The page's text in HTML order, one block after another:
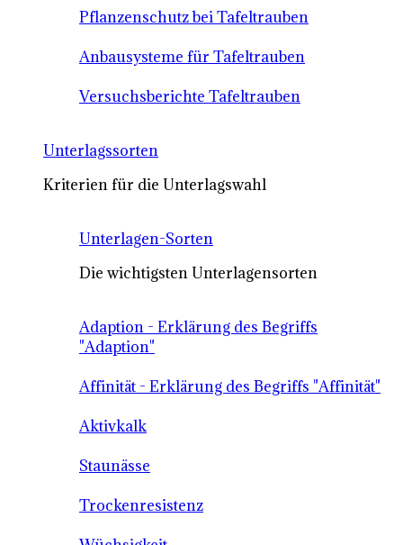
Pflanzenschutz bei Tafeltrauben
Anbausysteme für Tafeltrauben
Versuchsberichte Tafeltrauben
Unterlagssorten
Kriterien für die Unterlagswahl
Unterlagen-Sorten
Die wichtigsten Unterlagensorten
Adaption - Erklärung des Begriffs
"Adaption"
Affinität - Erklärung des Begriffs "Affinität"
Aktivkalk
Staunässe
Trockenresistenz